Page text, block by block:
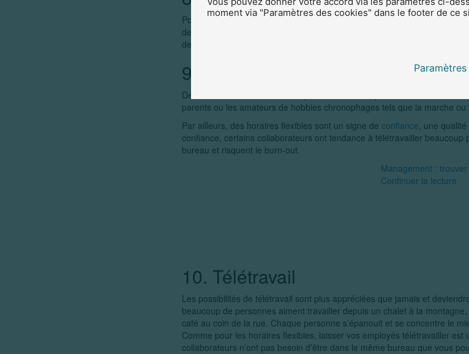
Pour les parents qui travaillent au sein de votre entreprise, il peut être
des crèches locales. Assurez-vous d’abord que celles-ci soient
depuis le domicile de vos employés.
9. Horaires flexibles
Des horaires d’arrivée ou de départ flexibles sont pour vos
parents ou les amateurs de hobbies chronophages tels que la marche ou
Par ailleurs, des horaires flexibles sont un signe de confiance, une
confiance, certains collaborateurs ont tendance à télétravailler beaucoup
bureau et risquent le burn-out.
Management :
Continuer la lecture
10. Télétravail
Les possibilités de télétravail sont plus appréciées que jamais et
beaucoup de personnes aiment travailler depuis un chalet à la
café au coin de la rue. Chaque personne s’épanouit et se concentre le
Comme pour les horaires flexibles, laisser vos employés télétravailler est
collaborateurs n’ont pas besoin d’être dans le même bureau que vous
moment via "Paramètres des cookies" dans le footer de ce
Paramètres